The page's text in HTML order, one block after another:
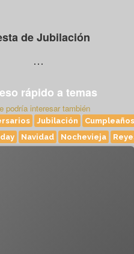
de Jubilación
…
rápido a temas
podría interesar también
Jubilación
Navidad Nochevieja